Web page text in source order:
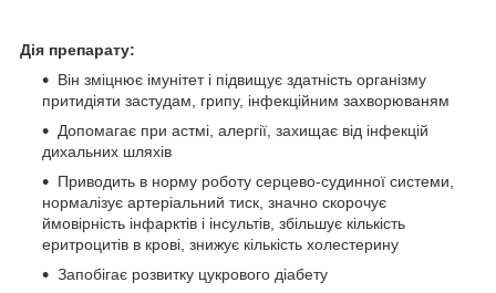
Дія препарату:
Він зміцнює імунітет і підвищує здатність організму
притидіяти застудам, грипу, інфекційним захворюваням
Допомагає при астмі, алергії, захищає від інфекцій
дихальних шляхів
Приводить в норму роботу серцево-судинної системи,
нормалізує артеріальний тиск, значно скорочує
ймовірність інфарктів і інсультів, збільшує кількість
еритроцитів в крові, знижує кількість холестерину
Запобігає розвитку цукрового діабету